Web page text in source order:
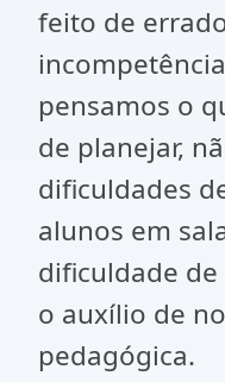
feito de
pensamos o
de planejar,
dificuldades
alunos em
dificuldade
o auxílio de
pedagógica.